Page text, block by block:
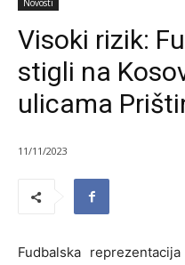
Novosti
Visoki rizik:
stigli na
ulicama
11/11/2023
Fudbalska